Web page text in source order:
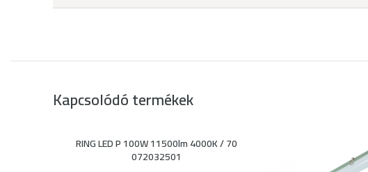
Kapcsolódó termékek
RING LED P 100W 11500lm 4000K / 70
072032501